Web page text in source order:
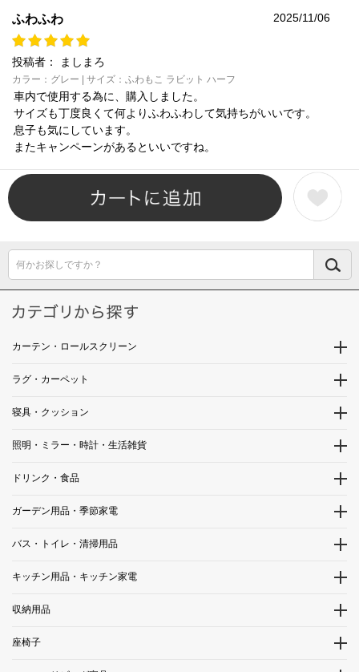
ふわふわ 2025/11/06
投稿者： ましまろ
カラー：グレー | サイズ：ふわもこ ラビット ハーフ
車内で使用する為に、購入しました。
サイズも丁度良くて何よりふわふわして気持ちがいいです。
息子も気にしています。
またキャンペーンがあるといいですね。
何かお探しですか？
カーテン・ロールスクリーン
ラグ・カーペット
寝具・クッション
照明・ミラー・時計・生活雑貨
ドリンク・食品
ガーデン用品・季節家電
バス・トイレ・清掃用品
キッチン用品・キッチン家電
収納用品
座椅子